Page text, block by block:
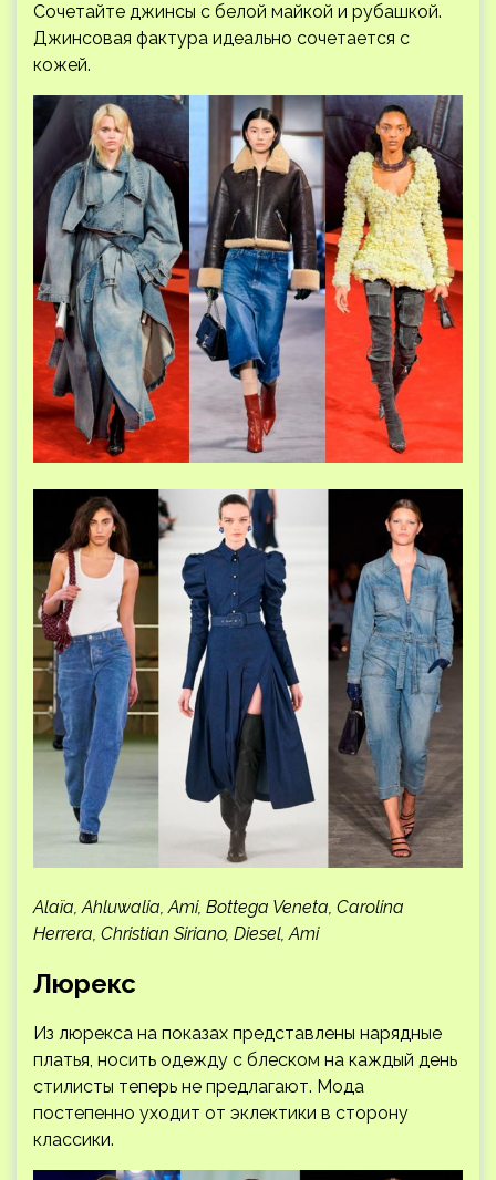
Сочетайте джинсы с белой майкой и рубашкой.
Джинсовая фактура идеально сочетается с
кожей.
Alaïa, Ahluwalia, Ami, Bottega Veneta, Carolina
Herrera, Christian Siriano, Diesel, Ami
Люрекс
Из люрекса на показах представлены нарядные
платья, носить одежду с блеском на каждый день
стилисты теперь не предлагают. Мода
постепенно уходит от эклектики в сторону
классики.